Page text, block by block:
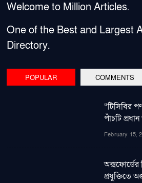
Welcome to Million Articles.
One of the Best and Largest
Directory.
POPULAR COMMENTS
“টিসিবির
পাঁচটি
February 15,
অক্সফোর্ডের
প্রযুক্তিতে